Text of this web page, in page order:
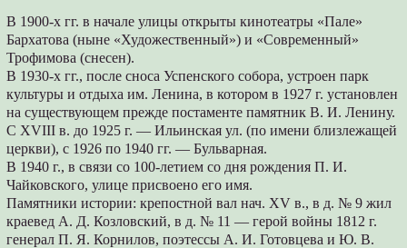
В 1900-х гг. в начале улицы открыты кинотеатры «Пале»
Бархатова (ныне «Художественный») и «Современный»
Трофимова (снесен).
В 1930-х гг., после сноса Успенского собора, устроен парк
культуры и отдыха им. Ленина, в котором в 1927 г. установлен
на существующем прежде постаменте памятник В. И. Ленину.
С XVIII в. до 1925 г. — Ильинская ул. (по имени близлежащей
церкви), с 1926 по 1940 гг. — Бульварная.
В 1940 г., в связи со 100-летием со дня рождения П. И.
Чайковского, улице присвоено его имя.
Памятники истории: крепостной вал нач. XV в., в д. № 9 жил
краевед А. Д. Козловский, в д. № 11 — герой войны 1812 г.
генерал П. Я. Корнилов, поэтессы А. И. Готовцева и Ю. В.